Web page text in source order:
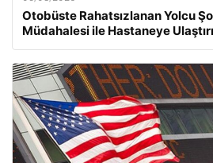
Otobüste Rahatsızlanan Yolcu
Müdahalesi ile Hastaneye